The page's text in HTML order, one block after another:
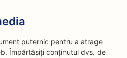
puternic pentru a atrage
Împărtășiți conținutul dvs. de